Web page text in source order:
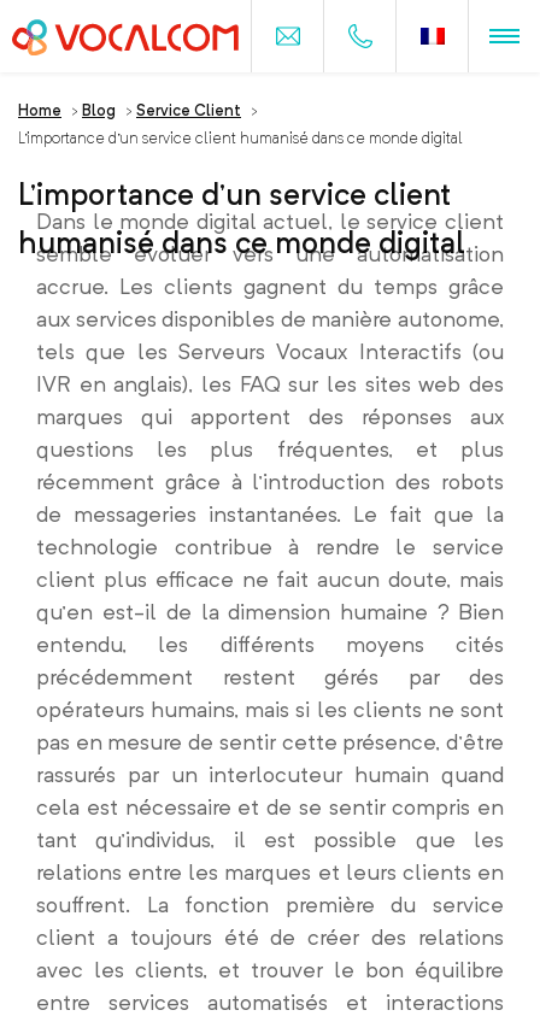
Home > Blog > Service Client
>
L’importance d’un service client humanisé dans ce monde digital
L’importance d’un service client
humanisé dans ce monde digital
Dans le monde digital actuel, le service client
semble évoluer vers une automatisation
accrue. Les clients gagnent du temps grâce
aux services disponibles de manière autonome,
tels que les Serveurs Vocaux Interactifs (ou
IVR en anglais), les FAQ sur les sites web des
marques qui apportent des réponses aux
questions les plus fréquentes, et plus
récemment grâce à l’introduction des robots
de messageries instantanées. Le fait que la
technologie contribue à rendre le service
client plus efficace ne fait aucun doute, mais
qu’en est-il de la dimension humaine ? Bien
entendu, les différents moyens cités
précédemment restent gérés par des
opérateurs humains, mais si les clients ne sont
pas en mesure de sentir cette présence, d’être
rassurés par un interlocuteur humain quand
cela est nécessaire et de se sentir compris en
tant qu’individus, il est possible que les
relations entre les marques et leurs clients en
souffrent. La fonction première du service
client a toujours été de créer des relations
avec les clients, et trouver le bon équilibre
entre services automatisés et interactions